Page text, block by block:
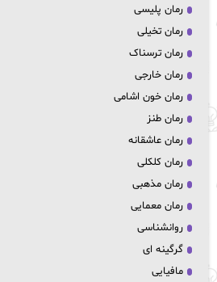
رمان پلیسی
رمان تخیلی
رمان ترسناک
رمان خارجی
رمان خون اشامی
رمان طنز
رمان عاشقانه
رمان کلکلی
رمان مذهبی
رمان معمایی
روانشناسی
گرگینه ای
مافیایی